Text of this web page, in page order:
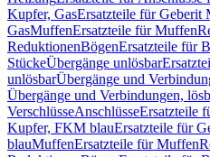
Kupfer, GasErsatzteile für Geberit
GasMuffenErsatzteile für Muffen
ReduktionenBögenErsatzteile für
StückeÜbergänge unlösbar
unlösbarÜbergänge und
Übergänge und Verbindungen,
VerschlüsseAnschlüsseErsatzteile
Kupfer, FKM blauErsatzteile für
blauMuffenErsatzteile für Muffen